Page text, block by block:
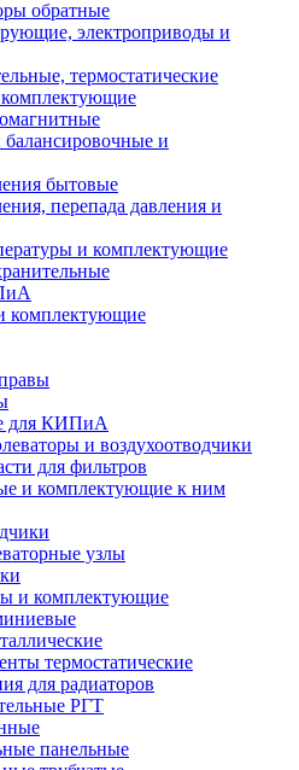
обратные
электроприводы и
термостатические
и
бытовые
перепада давления и
и комплектующие
комплектующие
для КИПиА
и воздухоотводчики
для фильтров
и комплектующие к ним
узлы
и комплектующие
термостатические
для радиаторов
РГТ
панельные